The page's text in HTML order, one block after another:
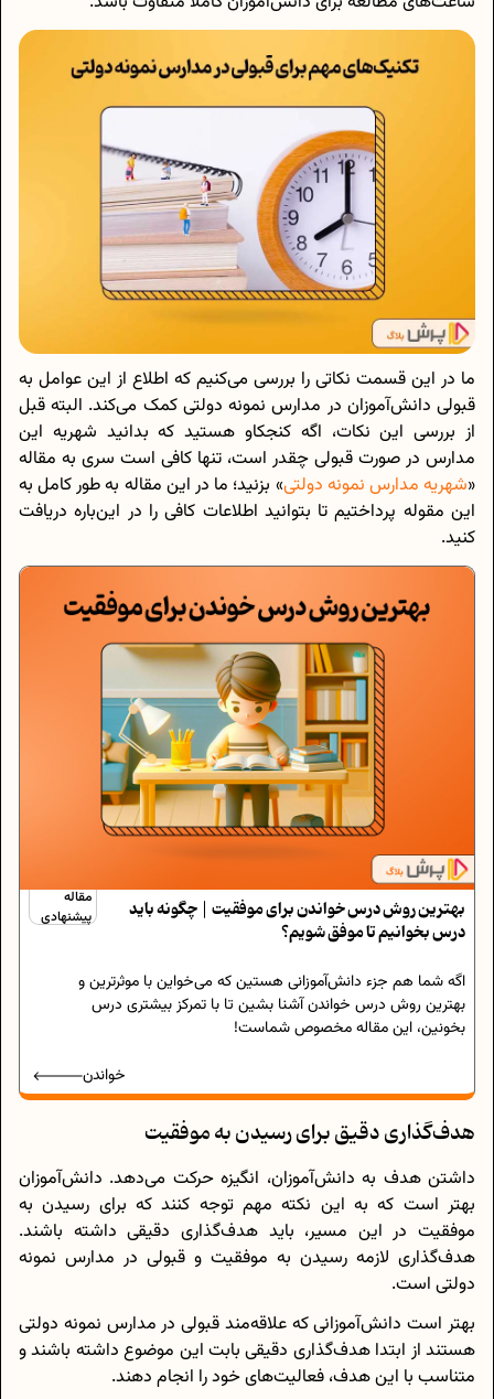
ما در این قسمت نکاتی را بررسی می‌کنیم که اطلاع از این عوامل به
قبولی دانش‌آموزان در مدارس نمونه دولتی کمک می‌کند. البته قبل
از بررسی این نکات، اگه کنجکاو هستید که بدانید شهریه این
مدارس در صورت قبولی چقدر است، تنها کافی است سری به مقاله
«شهریه مدارس نمونه دولتی» بزنید؛ ما در این مقاله به طور کامل به
این مقوله پرداختیم تا بتوانید اطلاعات کافی را در این‌باره دریافت
کنید.
مقاله
پیشنهادی
بهترین روش درس خواندن برای موفقیت | چگونه باید
درس بخوانیم تا موفق شویم؟
اگه شما هم جزء دانش‌آموزانی هستین که می‌خواین با موثرترین و
بهترین روش درس خواندن آشنا بشین تا با تمرکز بیشتری درس
بخونین، این مقاله مخصوص شماست!
خواندن
هدف‌گذاری دقیق برای رسیدن به موفقیت
داشتن هدف به دانش‌آموزان، انگیزه حرکت می‌دهد. دانش‌آموزان
بهتر است که به این نکته مهم توجه کنند که برای رسیدن به
موفقیت در این مسیر، باید هدف‌گذاری دقیقی داشته باشند.
هدف‌گذاری لازمه رسیدن به موفقیت و قبولی در مدارس نمونه
دولتی است.
بهتر است دانش‌آموزانی که علاقه‌مند قبولی در مدارس نمونه دولتی
هستند از ابتدا هدف‌گذاری دقیقی بابت این موضوع داشته باشند و
متناسب با این هدف، فعالیت‌های خود را انجام دهند.